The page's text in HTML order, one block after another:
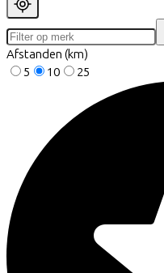
Afstanden (km)
5
10 25